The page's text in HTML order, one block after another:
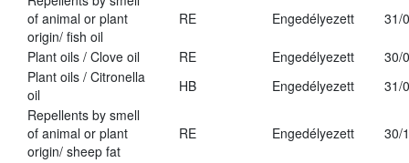
of animal or plant
origin/ fish oil
RE Engedélyezett 31/
Plant oils / Clove oil RE Engedélyezett
30/
Plant oils / Citronella
oil
HB Engedélyezett
31/
Repellents by smell
of animal or plant
origin/ sheep fat
RE Engedélyezett 30/